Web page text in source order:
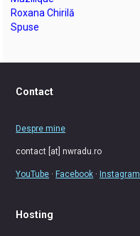
Roxana Chirilă
Spuse
Contact
Despre mine
contact [at] nwradu.ro
YouTube ·Facebook ·Instagram
Hosting